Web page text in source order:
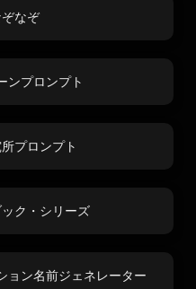
なぞ
ンプロンプト
プロンプト
ク・シリーズ
ョン名前ジェネレーター